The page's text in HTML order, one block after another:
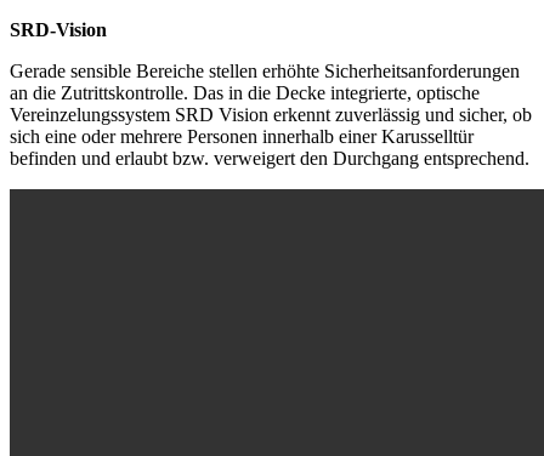
SRD-Vision
Gerade sensible Bereiche stellen erhöhte Sicherheitsanforderungen
an die Zutrittskontrolle. Das in die Decke integrierte, optische
Vereinzelungssystem SRD Vision erkennt zuverlässig und sicher, ob
sich eine oder mehrere Personen innerhalb einer Karusselltür
befinden und erlaubt bzw. verweigert den Durchgang entsprechend.